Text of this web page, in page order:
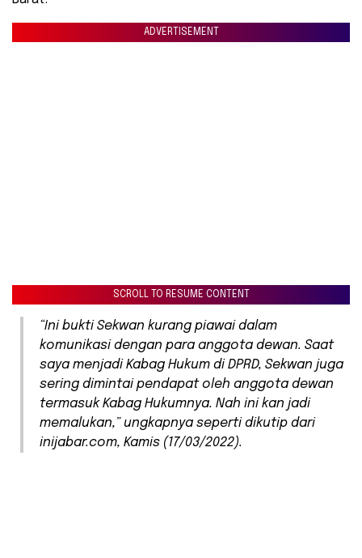
ADVERTISEMENT
SCROLL TO RESUME CONTENT
“Ini bukti Sekwan kurang piawai dalam
komunikasi dengan para anggota dewan. Saat
saya menjadi Kabag Hukum di DPRD, Sekwan juga
sering dimintai pendapat oleh anggota dewan
termasuk Kabag Hukumnya. Nah ini kan jadi
memalukan,” ungkapnya seperti dikutip dari
inijabar.com, Kamis (17/03/2022).